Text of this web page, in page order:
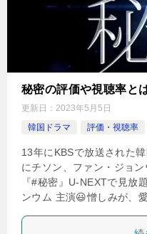
秘密の評価や視聴率と
更新日： 2023年5月5日
韓国ドラマ
評価・視聴率
13年にKBSで放送された
にチソン、ファン・ジョ
『#秘密』U-NEXTで見放
ンウム 主演😃憎しみが